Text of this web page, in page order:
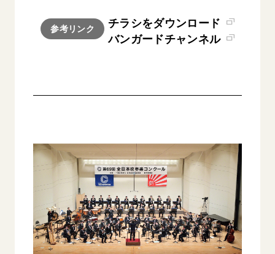
SDGs 平和 動画
証言 広島
参考リンク
チラシをダウンロード
バンガードチャンネル